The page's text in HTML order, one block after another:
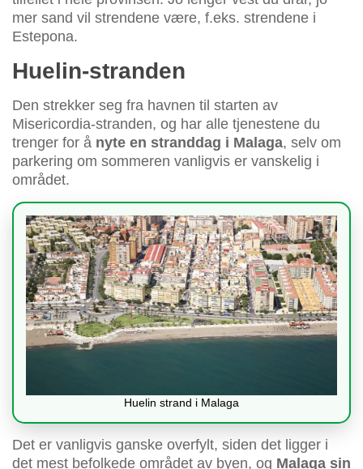
mer sand vil strendene være, f.eks. strendene i
Estepona.
Huelin-stranden
Den strekker seg fra havnen til starten av
Misericordia-stranden, og har alle tjenestene du
trenger for å nyte en stranddag i Malaga, selv om
parkering om sommeren vanligvis er vanskelig i
området.
Huelin strand i Malaga
Det er vanligvis ganske overfylt, siden det ligger i
det mest befolkede området av byen, og Malaga sin